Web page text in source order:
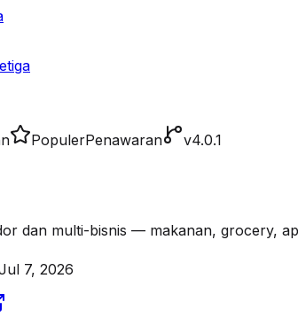
PopulerPenawaran v4.0.1
dan multi-bisnis — makanan, grocery,
7, 2026